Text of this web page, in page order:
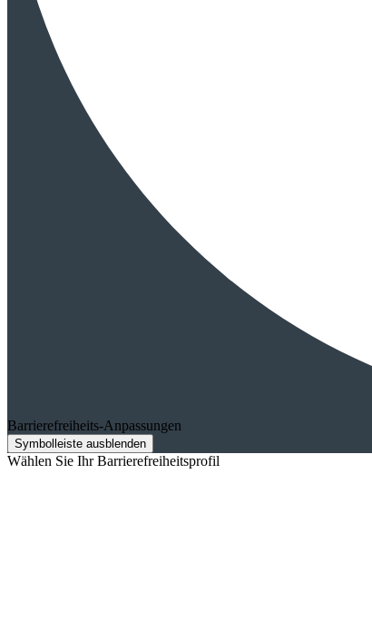
Barrierefreiheits-Anpassungen
Symbolleiste ausblenden
Wählen Sie Ihr Barrierefreiheitsprofil